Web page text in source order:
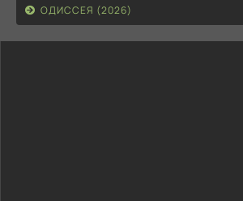
ОДИССЕЯ (2026)